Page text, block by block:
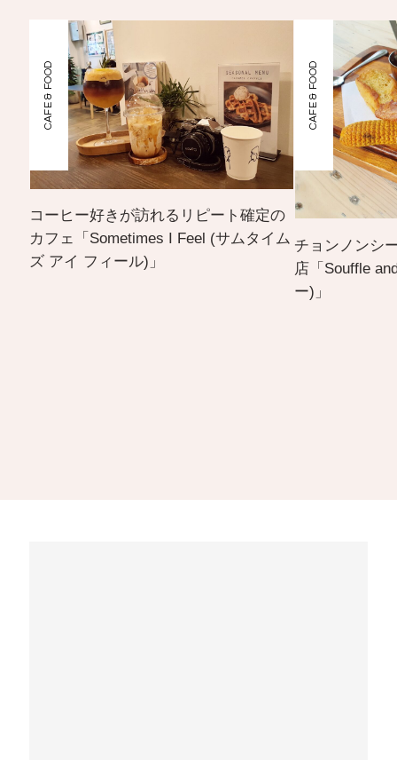
CAFE & FOOD
コーヒー好きが訪れるリピート確定の
カフェ「Sometimes I Feel (サムタイム
ズ アイ フィール)」
CAFE & FOOD
チョンノンシ
店「Souffle
ー)」